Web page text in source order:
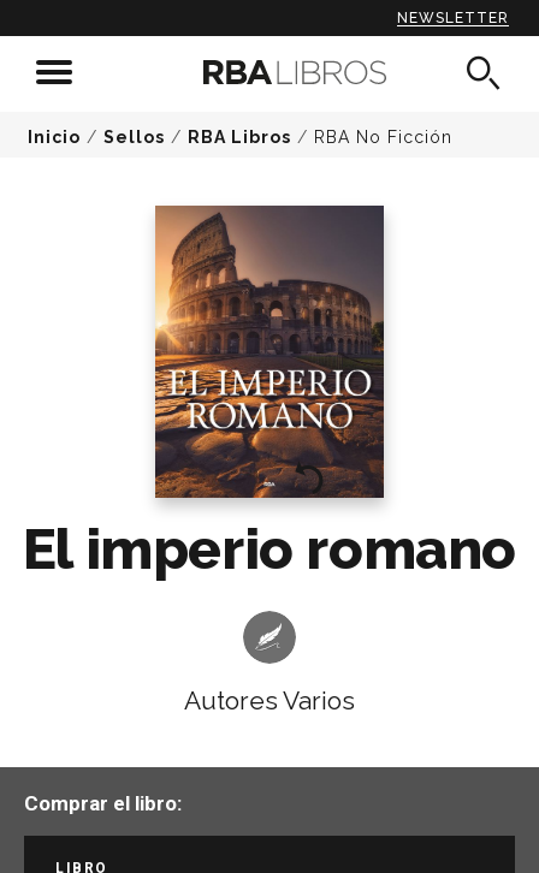
NEWSLETTER
Inicio / Sellos / RBA Libros / RBA No Ficción
El imperio romano
Autores Varios
Comprar el libro:
LIBRO